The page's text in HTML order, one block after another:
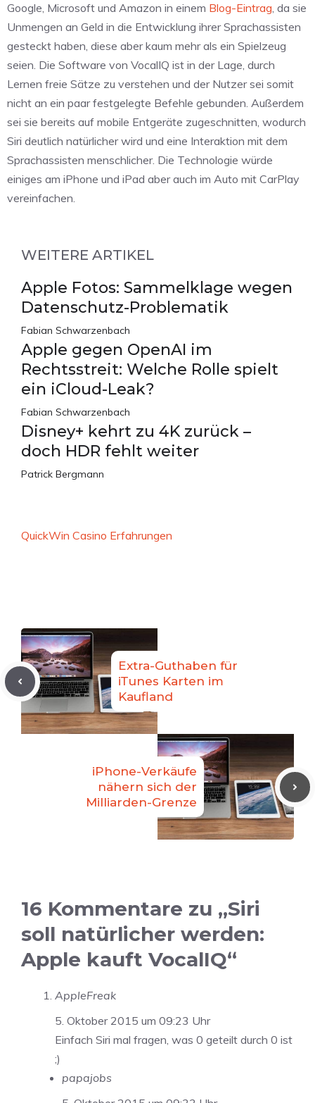
Google, Microsoft und Amazon in einem Blog-Eintrag, da sie
Unmengen an Geld in die Entwicklung ihrer Sprachassisten
gesteckt haben, diese aber kaum mehr als ein Spielzeug
seien. Die Software von VocalIQ ist in der Lage, durch
Lernen freie Sätze zu verstehen und der Nutzer sei somit
nicht an ein paar festgelegte Befehle gebunden. Außerdem
sei sie bereits auf mobile Entgeräte zugeschnitten, wodurch
Siri deutlich natürlicher wird und eine Interaktion mit dem
Sprachassisten menschlicher. Die Technologie würde
einiges am iPhone und iPad aber auch im Auto mit CarPlay
vereinfachen.
WEITERE ARTIKEL
Apple Fotos: Sammelklage wegen
Datenschutz-Problematik
Fabian Schwarzenbach
Apple gegen OpenAI im
Rechtsstreit: Welche Rolle spielt
ein iCloud-Leak?
Fabian Schwarzenbach
Disney+ kehrt zu 4K zurück –
doch HDR fehlt weiter
Patrick Bergmann
QuickWin Casino Erfahrungen
Extra-Guthaben für
iTunes Karten im
Kaufland
iPhone-Verkäufe
nähern sich der
Milliarden-Grenze
16 Kommentare zu „Siri
soll natürlicher werden:
Apple kauft VocalIQ“
AppleFreak
5. Oktober 2015 um 09:23 Uhr
Einfach Siri mal fragen, was 0 geteilt durch 0 ist
;)
papajobs